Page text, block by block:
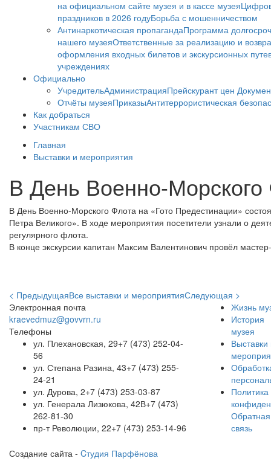
на официальном сайте музея и в кассе музея
праздников в 2026 годуБорьба с мошенничеством
Антинаркотическая пропагандаПрограмма
нашего музеяОтветственные за реализацию и
оформления входных билетов и экскурсионных
учреждениях
Официально
УчредительАдминистрацияПрейскурант цен
Отчёты музеяПриказыАнтитеррористическая
Как добраться
Участникам СВО
Главная
Выставки и мероприятия
В День Военно-Морского
В День Военно-Морского Флота на «Гото Предестинации»
Петра Великого». В ходе мероприятия посетители узнали о
регулярного флота.
В конце экскурсии капитан Максим Валентинович провёл
< ПредыдущаяВсе выставки и мероприятияСледующая >
Электронная почта
kraevedmuz@govvrn.ru
Телефоны
ул. Плехановская, 29+7 (473) 252-04-
56
ул. Степана Разина, 43+7 (473) 255-
24-21
ул. Дурова, 2+7 (473) 253-03-87
ул. Генерала Лизюкова, 42В+7 (473)
262-81-30
пр-т Революции, 22+7 (473) 253-14-96
Жизнь
История
музея
Выставки
Политика
Обратная
связь
Создание сайта - Cтудия Парфёнова